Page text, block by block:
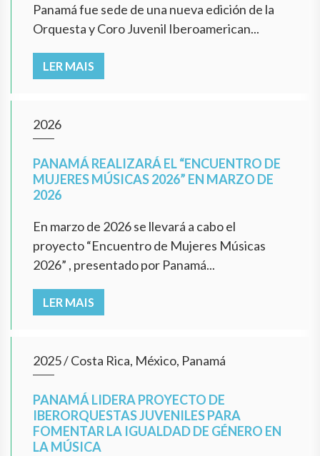
Panamá fue sede de una nueva edición de la
Orquesta y Coro Juvenil Iberoamerican...
LER MAIS
2026
PANAMÁ REALIZARÁ EL “ENCUENTRO DE
MUJERES MÚSICAS 2026” EN MARZO DE
2026
En marzo de 2026 se llevará a cabo el
proyecto “Encuentro de Mujeres Músicas
2026” , presentado por Panamá...
LER MAIS
2025/Costa Rica, México, Panamá
PANAMÁ LIDERA PROYECTO DE
IBERORQUESTAS JUVENILES PARA
FOMENTAR LA IGUALDAD DE GÉNERO EN
LA MÚSICA